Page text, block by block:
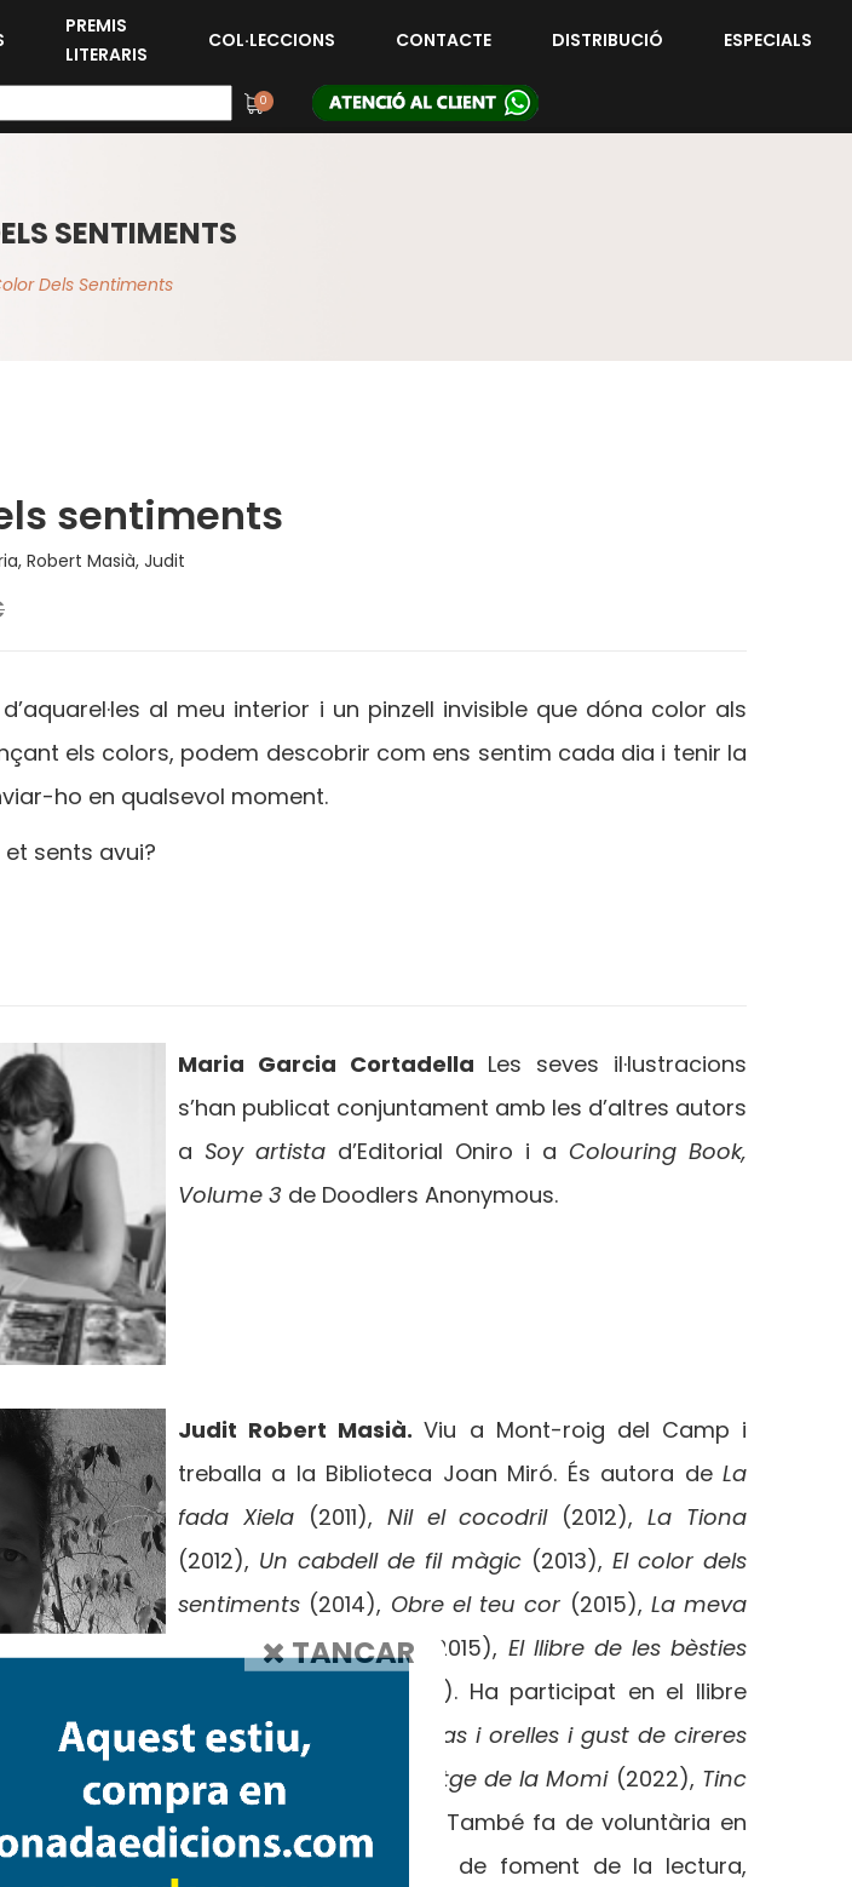
PREMIS
LITERARIS
COL·LECCIONS CONTACTE DISTRIBUCIÓ ESPECIALS
0
SENTIMENTS
Dels Sentiments
sentiments
, Robert Masià, Judit
al meu interior i un pinzell invisible que dóna color als
els colors, podem descobrir com ens sentim cada dia i tenir la
ho en qualsevol moment.
sents avui?
Maria Garcia Cortadella Les seves il·lustracions
s’han publicat conjuntament amb les d’altres autors
a Soy artista d’Editorial Oniro i a Colouring Book,
Volume 3 de Doodlers Anonymous.
Judit Robert Masià.Viu a Mont-roig del Camp i
treballa a la Biblioteca Joan Miró. És autora de La
fada Xiela (2011), Nil el cocodril (2012),La Tiona
(2012), Un cabdell de fil màgic (2013), El color dels
sentiments (2014), Obre el teu cor (2015), La meva
àvia és una princesa (2015), El llibre de les bèsties
(2017). Ha participat en el llibre
col·lectiuVisual i dits i nas i orelles i gust de cireres
(2019),Jo soc la Carola El viatge de la Momi (2022), Tinc
que no em deixa ni dormir
(2023). També fa de voluntària en
i instituts explicant històries i tallers de foment de la lectura,
TANCAR